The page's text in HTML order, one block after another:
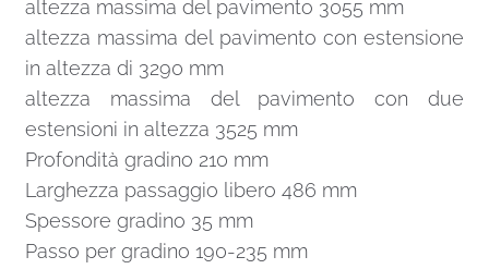
altezza massima del pavimento 3055 mm
altezza massima del pavimento con estensione
in altezza di 3290 mm
altezza massima del pavimento con due
estensioni in altezza 3525 mm
Profondità gradino 210 mm
Larghezza passaggio libero 486 mm
Spessore gradino 35 mm
Passo per gradino 190-235 mm